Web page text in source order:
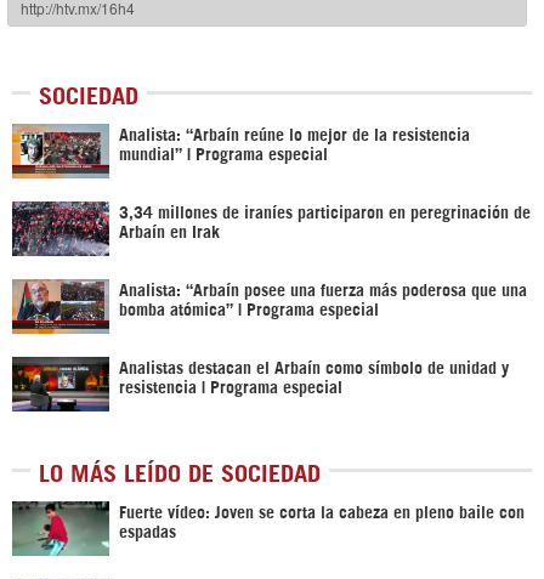
SOCIEDAD
Analista: “Arbaín reúne lo mejor de la resistencia
mundial” | Programa especial
3,34 millones de iraníes participaron en peregrinación de
Arbaín en Irak
Analista: “Arbaín posee una fuerza más poderosa que una
bomba atómica” | Programa especial
Analistas destacan el Arbaín como símbolo de unidad y
resistencia | Programa especial
LO MÁS LEÍDO DE SOCIEDAD
Fuerte vídeo: Joven se corta la cabeza en pleno baile con
espadas